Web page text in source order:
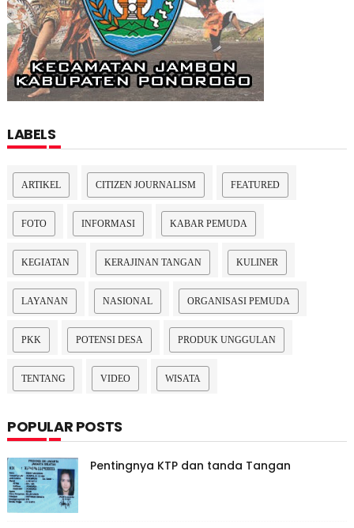
LABELS
ARTIKEL CITIZEN JOURNALISM FEATURED
FOTO INFORMASI KABAR PEMUDA
KEGIATAN KERAJINAN TANGAN KULINER
LAYANAN NASIONAL ORGANISASI PEMUDA
PKK POTENSI DESA PRODUK UNGGULAN
TENTANG VIDEO WISATA
POPULAR POSTS
Pentingnya KTP dan tanda Tangan